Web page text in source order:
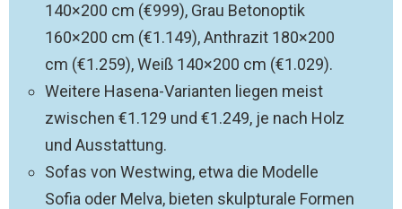
140×200 cm (€999), Grau Betonoptik
160×200 cm (€1.149), Anthrazit 180×200
cm (€1.259), Weiß 140×200 cm (€1.029).
Weitere Hasena-Varianten liegen meist
zwischen €1.129 und €1.249, je nach Holz
und Ausstattung.
Sofas von Westwing, etwa die Modelle
Sofia oder Melva, bieten skulpturale Formen